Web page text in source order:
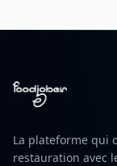
La plateforme qui
restauration avec